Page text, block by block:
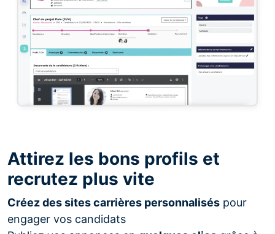
Attirez les bons profils et
recrutez plus vite
Créez des sites carrières personnalisés pour
engager vos candidats